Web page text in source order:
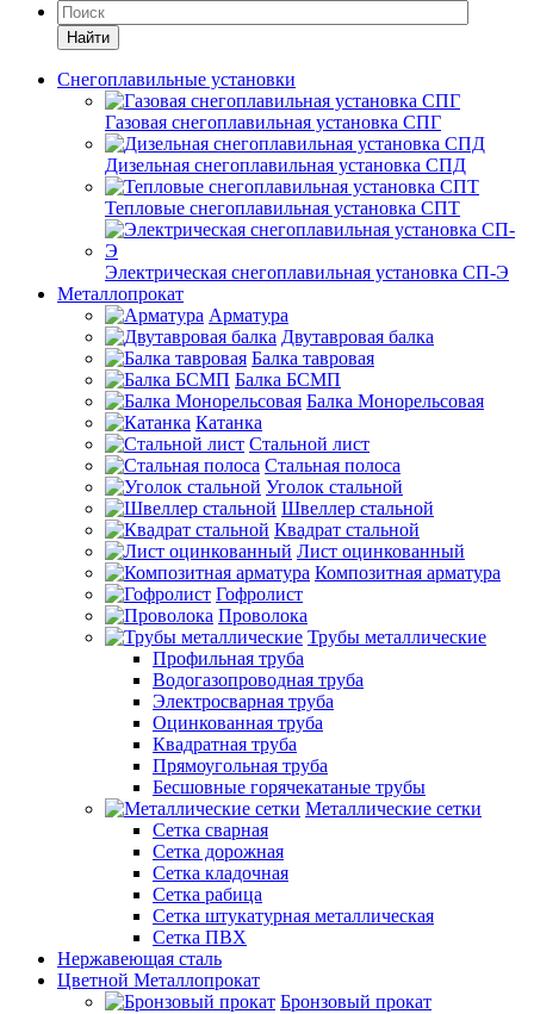
Найти
Снегоплавильные установки
Газовая снегоплавильная установка СПГ
Дизельная снегоплавильная установка СПД
Тепловые снегоплавильная установка СПТ
Электрическая снегоплавильная установка СП-Э
Металлопрокат
Арматура
Двутавровая балка
Балка тавровая
Балка БСМП
Балка Монорельсовая
Катанка
Стальной лист
Стальная полоса
Уголок стальной
Швеллер стальной
Квадрат стальной
Лист оцинкованный
Композитная арматура
Гофролист
Проволока
Трубы металлические
Профильная труба
Водогазопроводная труба
Электросварная труба
Оцинкованная труба
Квадратная труба
Прямоугольная труба
Бесшовные горячекатаные трубы
Металлические сетки
Сетка сварная
Сетка дорожная
Сетка кладочная
Сетка рабица
Сетка штукатурная металлическая
Сетка ПВХ
Нержавеющая сталь
Цветной Металлопрокат
Бронзовый прокат